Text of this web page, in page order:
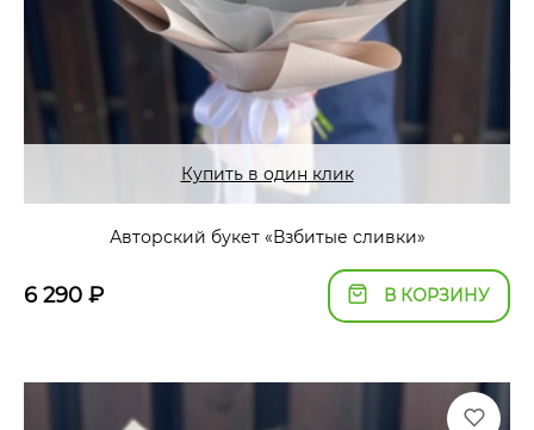
Купить в один клик
Авторский букет «Взбитые сливки»
6 290 ₽ В КОРЗИНУ